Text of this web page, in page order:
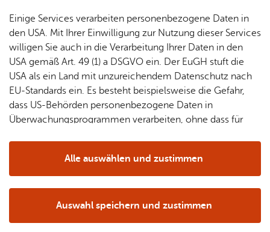
Ämter
A–Z
Diens
t­leis­
tun­gen
A–Z
For­
fent­li­
che
Be­
kannt­
ma­
chun­
& TV
Pres­se
Bil­
dung
& Be­
treu­
ung
Potz­
be­
treu­
ung
Schu­
len
Bau­
stel­len
& Um­
lei­tun­
Um­
welt &
Kli­ma­
Sa­nie­
ren &
bi­li­en
Stadt­
Fa­mi­lie
& Kin­
der
Se­nio­
ren
Woh­
nen
re­frei
Pfle­ge
& Un­
ter­stüt­
zung
Einige Services verarbeiten personenbezogene Daten in
den USA. Mit Ihrer Einwilligung zur Nutzung dieser Services
willigen Sie auch in die Verarbeitung Ihrer Daten in den
USA gemäß Art. 49 (1) a DSGVO ein. Der EuGH stuft die
USA als ein Land mit unzureichendem Datenschutz nach
EU-Standards ein. Es besteht beispielsweise die Gefahr,
dass US-Behörden personenbezogene Daten in
Überwachungsprogrammen verarbeiten, ohne dass für
Auswahl speichern und zustimmen
Alle auswählen und zustimmen